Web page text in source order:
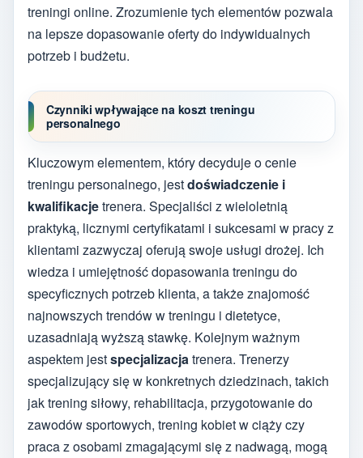
treningi online. Zrozumienie tych elementów pozwala
na lepsze dopasowanie oferty do indywidualnych
potrzeb i budżetu.
Czynniki wpływające na koszt treningu
personalnego
Kluczowym elementem, który decyduje o cenie
treningu personalnego, jestdoświadczenie i
kwalifikacjetrenera. Specjaliści z wieloletnią
praktyką, licznymi certyfikatami i sukcesami w pracy z
klientami zazwyczaj oferują swoje usługi drożej. Ich
wiedza i umiejętność dopasowania treningu do
specyficznych potrzeb klienta, a także znajomość
najnowszych trendów w treningu i dietetyce,
uzasadniają wyższą stawkę. Kolejnym ważnym
aspektem jestspecjalizacjatrenera. Trenerzy
specjalizujący się w konkretnych dziedzinach, takich
jak trening siłowy, rehabilitacja, przygotowanie do
zawodów sportowych, trening kobiet w ciąży czy
praca z osobami zmagającymi się z nadwagą, mogą